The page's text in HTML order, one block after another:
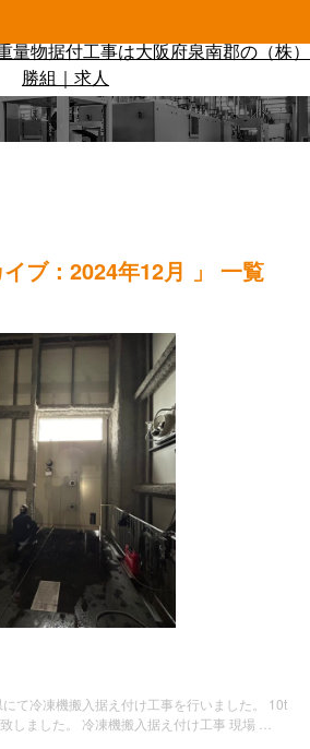
イブ：2024年12月 」 一覧
て冷凍機搬入据え付け工事を行いました。 10t
しました。 冷凍機搬入据え付け工事 現場 …